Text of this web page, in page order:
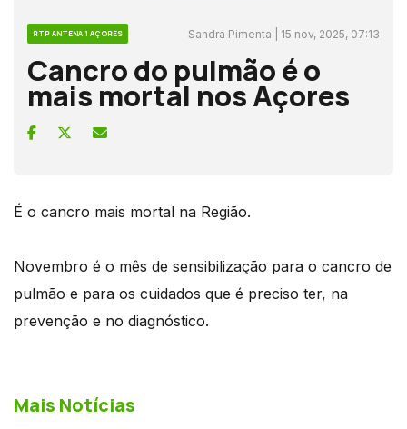
RTP ANTENA 1 AÇORES Sandra Pimenta | 15 nov, 2025, 07:13
Cancro do pulmão é o
mais mortal nos Açores
É o cancro mais mortal na Região.
Novembro é o mês de sensibilização para o cancro de
pulmão e para os cuidados que é preciso ter, na
prevenção e no diagnóstico.
Mais Notícias